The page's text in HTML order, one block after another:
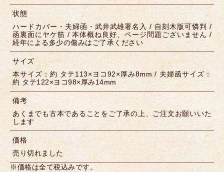
状態
ハードカバー・夫婦函・武井武雄署名入 / 自刻木版可憐判 /
函裏面にヤケ筋 / 本体概ね良好、ページ問題ございません /
経年による多少の傷みはご了承ください
サイズ
本サイズ：約 タテ113×ヨコ92×厚み8mm / 夫婦函サイズ：
約 タテ122×ヨコ98×厚み14mm
備考
あくまでも古本であることをご了承の上、ご注文お願いいた
します
価格
売り切れました
※価格は全て税込みです。